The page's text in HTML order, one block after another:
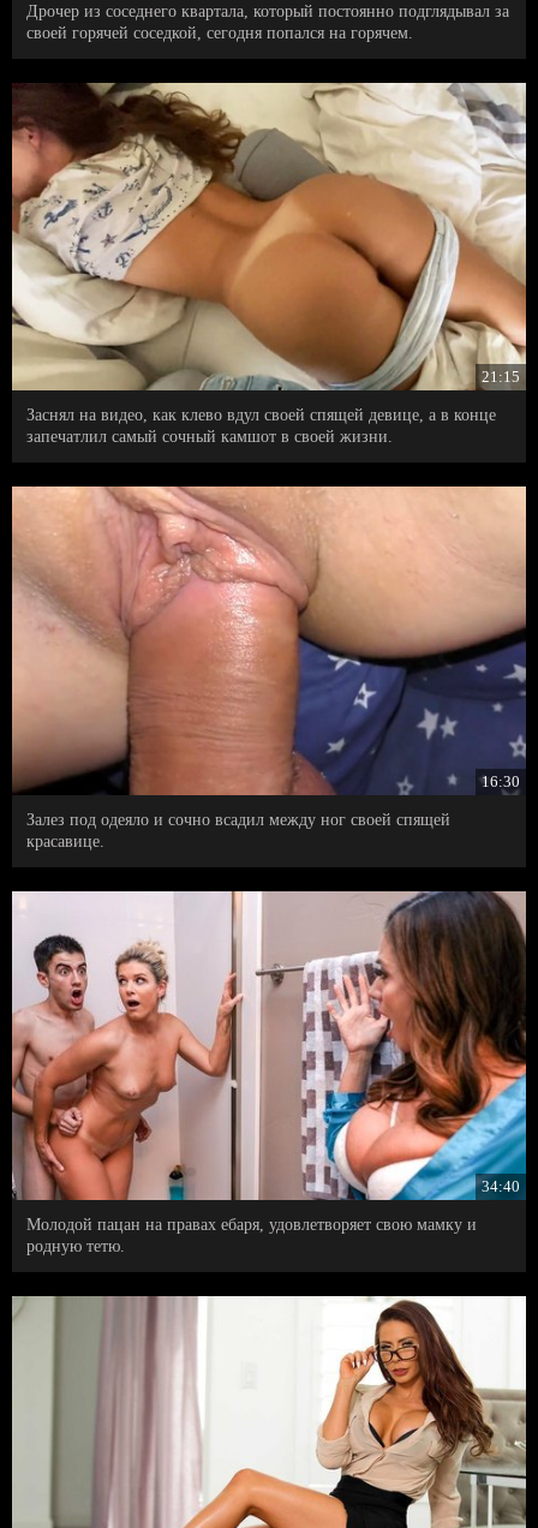
Дрочер из соседнего квартала, который постоянно подглядывал за
своей горячей соседкой, сегодня попался на горячем.
21:15
Заснял на видео, как клево вдул своей спящей девице, а в конце
запечатлил самый сочный камшот в своей жизни.
16:30
Залез под одеяло и сочно всадил между ног своей спящей
красавице.
34:40
Молодой пацан на правах ебаря, удовлетворяет свою мамку и
родную тетю.